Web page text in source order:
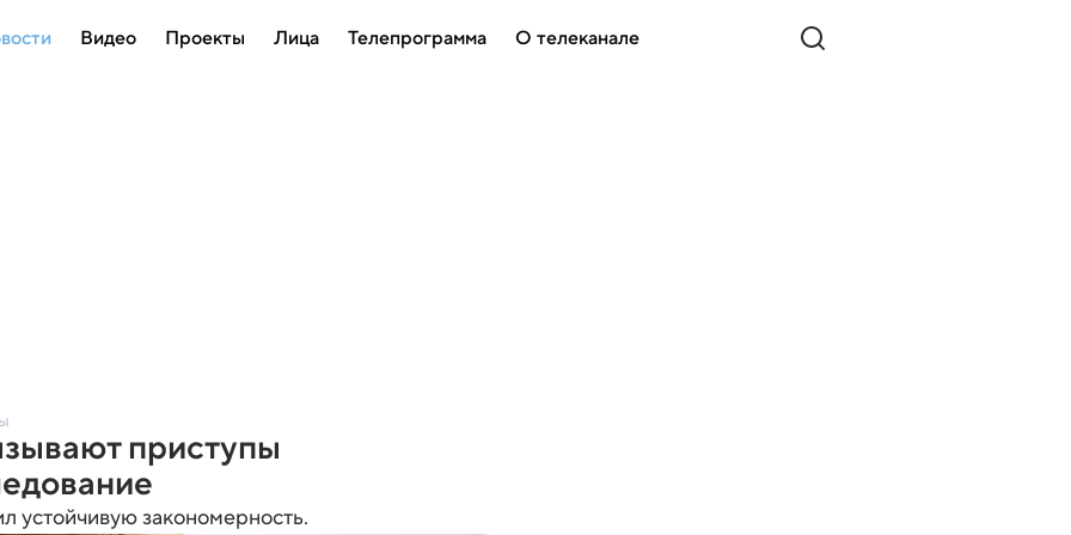
Видео Проекты Лица Телепрограмма О телеканале
приступы
устойчивую закономерность.